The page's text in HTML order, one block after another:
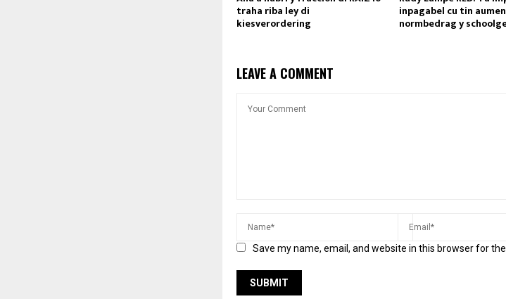
traha riba ley di
kiesverordering
inpagabel cu tin
normbedrag y
LEAVE A COMMENT
Save my name, email, and website in this browser for